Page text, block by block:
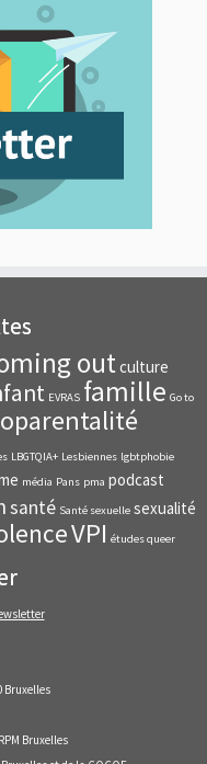
outculture
EVRAS famille Go to
LBGTQIA+ Lesbiennes lgbtphobie
média Pans pma podcast
santé Santé sexuelle sexualité
VPI études queer
Bruxelles
Bruxelles